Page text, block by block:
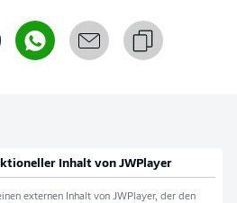
Inhalt von JWPlayer
externen Inhalt von JWPlayer, der den